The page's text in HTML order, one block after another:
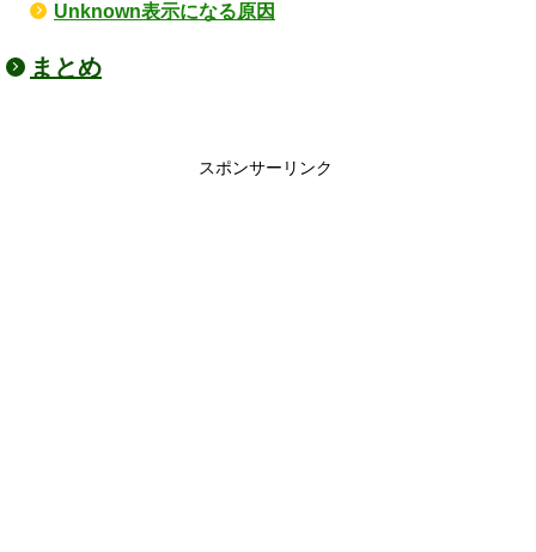
Unknown表示になる原因
まとめ
スポンサーリンク